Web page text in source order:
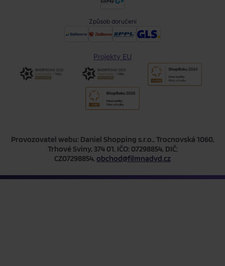
Způsob doručení
Projekty EU
Provozovatel webu: Daniel Shopping s.r.o., Trocnovská 1060,
Trhové Sviny, 374 01, IČO: 07298854, DIČ:
CZ07298854, obchod@filmnadvd.cz